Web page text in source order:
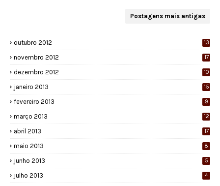
Postagens mais antigas
outubro 2012 13
novembro 2012 17
dezembro 2012 10
janeiro 2013 15
fevereiro 2013 9
março 2013 12
abril 2013 17
maio 2013 8
junho 2013 5
julho 2013 4